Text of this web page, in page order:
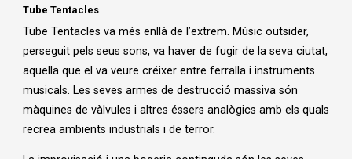
Tube Tentacles
Tube Tentacles va més enllà de l’extrem. Músic outsider,
perseguit pels seus sons, va haver de fugir de la seva ciutat,
aquella que el va veure créixer entre ferralla i instruments
musicals. Les seves armes de destrucció massiva són
màquines de vàlvules i altres éssers analògics amb els quals
recrea ambients industrials i de terror.